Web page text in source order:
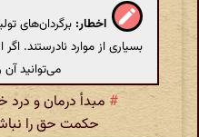
اخطار: برگردان‌های
بسیاری از موارد نادرستند.
می‌توانید آن
# مبدأ درمان و
حکمت حق را